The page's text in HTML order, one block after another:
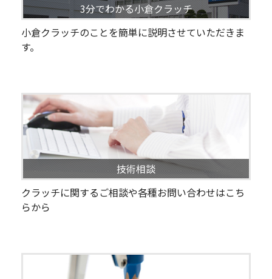
3分でわかる小倉クラッチ
小倉クラッチのことを簡単に説明させていただきま
す。
技術相談
クラッチに関するご相談や各種お問い合わせはこち
らから